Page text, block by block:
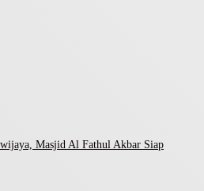
Masjid Al Fathul Akbar Siap